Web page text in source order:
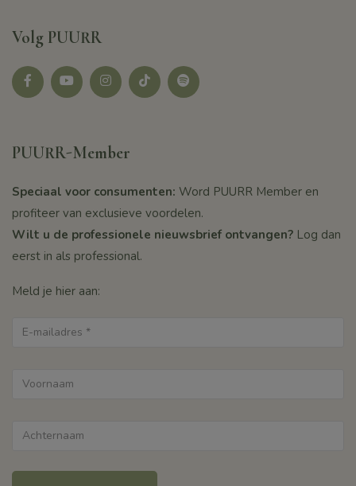
Volg PUURR
Facebook youtubeinstagramtikotk Spotify
PUURR-Member
Speciaal voor consumenten: Word PUURR Member en
profiteer van exclusieve voordelen.
Wilt u de professionele nieuwsbrief ontvangen? Log dan
eerst in als professional.
Meld je hier aan: